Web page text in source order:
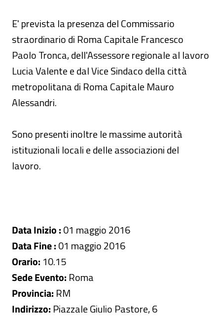
E' prevista la presenza del Commissario
straordinario di Roma Capitale Francesco
Paolo Tronca, dell'Assessore regionale al lavoro
Lucia Valente e dal Vice Sindaco della città
metropolitana di Roma Capitale Mauro
Alessandri.
Sono presenti inoltre le massime autorità
istituzionali locali e delle associazioni del
lavoro.
Data Inizio :01 maggio 2016
Data Fine :01 maggio 2016
Orario: 10.15
Sede Evento: Roma
Provincia: RM
Indirizzo: Piazzale Giulio Pastore, 6